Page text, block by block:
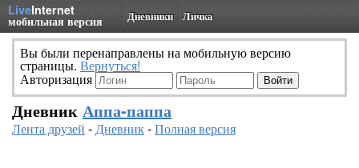
LiveInternet
мобильная версия Дневники Личка
Вы были перенаправлены на мобильную версию
страницы. Вернуться!
Авторизация
Дневник Аппа-паппа
Лента друзей -Дневник-Полная версия